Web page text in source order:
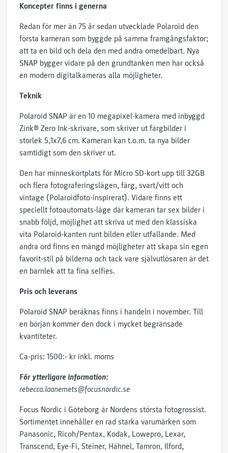
Koncepter finns i generna
Redan för mer än 75 år sedan utvecklade Polaroid den
första kameran som byggde på samma framgångsfaktor;
att ta en bild och dela den med andra omedelbart. Nya
SNAP bygger vidare på den grundtanken men har också
en modern digitalkameras alla möjligheter.
Teknik
Polaroid SNAP är en 10 megapixel-kamera med inbyggd
Zink® Zero Ink-skrivare, som skriver ut färgbilder i
storlek 5,1x7,6 cm. Kameran kan t.o.m. ta nya bilder
samtidigt som den skriver ut.
Den har minneskortplats för Micro SD-kort upp till 32GB
och flera fotograferingslägen, färg, svart/vitt och
vintage (Polaroidfoto-inspirerat). Vidare finns ett
speciellt fotoautomats-läge där kameran tar sex bilder i
snabb följd, möjlighet att skriva ut med den klassiska
vita Polaroid-kanten runt bilden eller utfallande. Med
andra ord finns en mängd möjligheter att skapa sin egen
favorit-stil på bilderna och tack vare självutlösaren är det
en barnlek att ta fina selfies.
Pris och leverans
Polaroid SNAP beräknas finns i handeln i november. Till
en början kommer den dock i mycket begränsade
kvantiteter.
Ca-pris: 1500:- kr inkl. moms
För ytterligare information:
rebecca.laanemets@focusnordic.se
Focus Nordic i Göteborg är Nordens största fotogrossist.
Sortimentet innehåller en rad starka varumärken som
Panasonic, Ricoh/Pentax, Kodak, Lowepro, Lexar,
Transcend, Eye-Fi, Steiner, Hähnel, Tamron, Ilford,